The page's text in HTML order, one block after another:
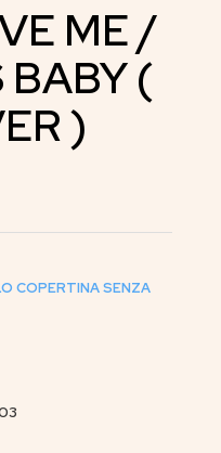
ME /
BABY (
)
COPERTINA SENZA